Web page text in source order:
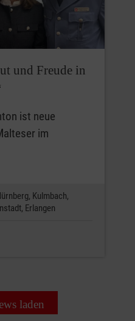
und Freude in
ist neue
im
Kulmbach,
Erlangen
laden